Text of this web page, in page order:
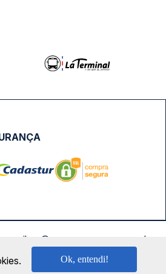
Ok, entendi!